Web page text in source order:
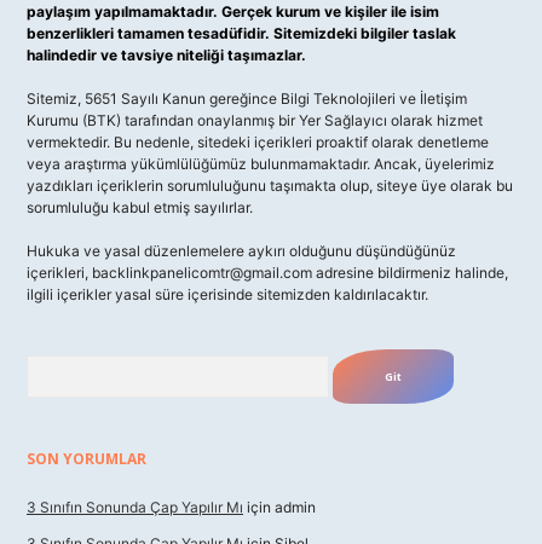
paylaşım yapılmamaktadır. Gerçek kurum ve kişiler ile isim
benzerlikleri tamamen tesadüfidir. Sitemizdeki bilgiler taslak
halindedir ve tavsiye niteliği taşımazlar.
Sitemiz, 5651 Sayılı Kanun gereğince Bilgi Teknolojileri ve İletişim
Kurumu (BTK) tarafından onaylanmış bir Yer Sağlayıcı olarak hizmet
vermektedir. Bu nedenle, sitedeki içerikleri proaktif olarak denetleme
veya araştırma yükümlülüğümüz bulunmamaktadır. Ancak, üyelerimiz
yazdıkları içeriklerin sorumluluğunu taşımakta olup, siteye üye olarak bu
sorumluluğu kabul etmiş sayılırlar.
Hukuka ve yasal düzenlemelere aykırı olduğunu düşündüğünüz
içerikleri, backlinkpanelicomtr@gmail.com adresine bildirmeniz halinde,
ilgili içerikler yasal süre içerisinde sitemizden kaldırılacaktır.
SON YORUMLAR
3 Sınıfın Sonunda Çap Yapılır Mı için admin